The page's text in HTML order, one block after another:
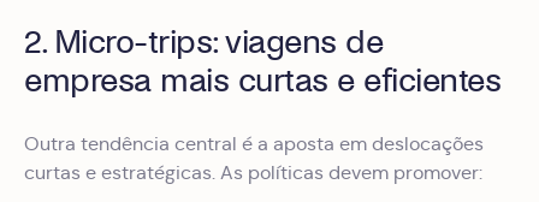
2. Micro-trips: viagens de
empresa mais curtas e eficientes
Outra tendência central é a aposta em deslocações
curtas e estratégicas. As políticas devem promover: